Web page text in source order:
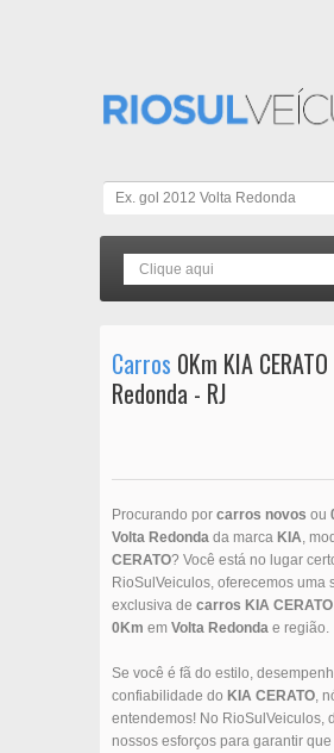
Carros 0Km KIA
Redonda - RJ
Procurando por carros novos ou
Volta Redonda da marca KIA,
CERATO? Você está no lugar
RioSulVeiculos, oferecemos uma
exclusiva de carros KIA CERATO
0Km em Volta Redonda e região.
Se você é fã do estilo,
confiabilidade do KIA CERATO,
entendemos! No RioSulVeiculos,
nossos esforços para garantir que